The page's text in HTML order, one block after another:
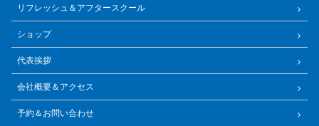
リフレッシュ＆アフタースクール
ショップ
代表挨拶
会社概要＆アクセス
予約＆お問い合わせ